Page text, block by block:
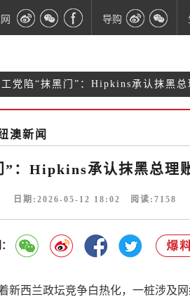
导购
兰入籍考试细节曝光：6次机会、75
网
党陷“抹黑门”：Hipkins承认抹黑总
营
澳新闻
”：Hipkins承认抹黑总理
日期:2026-05-12 18:02 阅读: 7158
新西兰政坛竞争白热化，一桩涉及